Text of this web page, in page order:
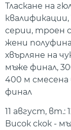
Тласкане на
серии, троен
жени
хвърляне на
мъже финал,
400 м
финал
11 август, вт.:
Висок скок -